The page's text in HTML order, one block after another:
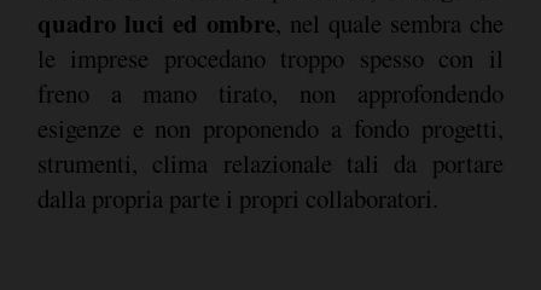
quadro luci ed ombre, nel quale sembra che
le imprese procedano troppo spesso con il
freno a mano tirato, non approfondendo
esigenze e non proponendo a fondo progetti,
strumenti, clima relazionale tali da portare
dalla propria parte i propri collaboratori.